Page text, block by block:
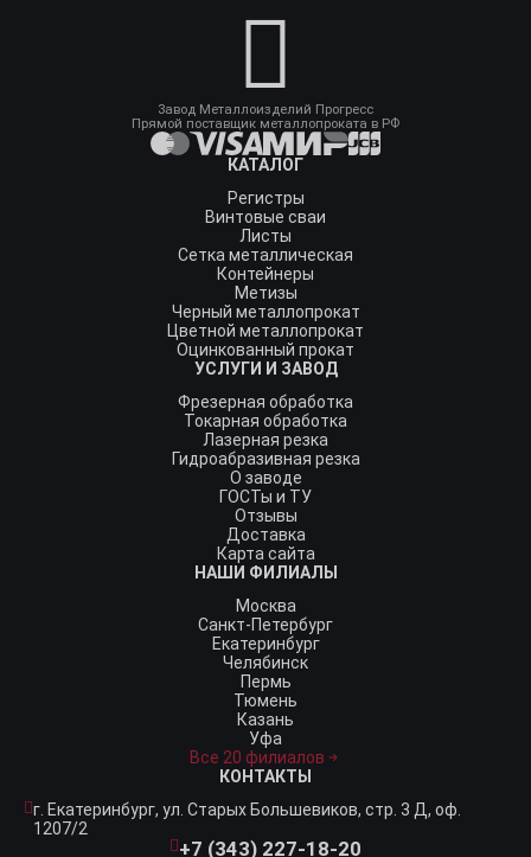
Завод Металлоизделий Прогресс
Прямой поставщик металлопроката в РФ
КАТАЛОГ
Регистры
Винтовые сваи
Листы
Сетка металлическая
Контейнеры
Метизы
Черный металлопрокат
Цветной металлопрокат
Оцинкованный прокат
УСЛУГИ И ЗАВОД
Фрезерная обработка
Токарная обработка
Лазерная резка
Гидроабразивная резка
О заводе
ГОСТы и ТУ
Отзывы
Доставка
Карта сайта
НАШИ ФИЛИАЛЫ
Москва
Санкт-Петербург
Екатеринбург
Челябинск
Пермь
Тюмень
Казань
Уфа
Все 20 филиалов
КОНТАКТЫ
г. Екатеринбург, ул. Старых Большевиков, стр. 3 Д, оф.
1207/2
+7 (343) 227-18-20